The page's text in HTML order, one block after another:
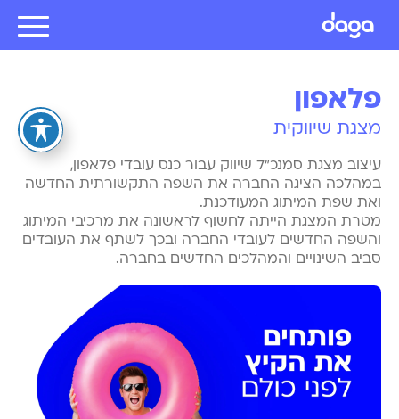
פלאפון
מצגת שיווקית
עיצוב מצגת סמנכ"ל שיווק עבור כנס עובדי פלאפון,
במהלכה הציגה החברה את השפה התקשורתית החדשה
ואת שפת המיתוג המעודכנת.
מטרת המצגת הייתה לחשוף לראשונה את מרכיבי המיתוג
והשפה החדשים לעובדי החברה ובכך לשתף את העובדים
סביב השינויים והמהלכים החדשים בחברה.